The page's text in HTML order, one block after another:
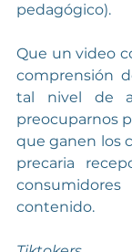
pedagógico).
Que un video
comprensión
tal nivel de
preocuparnos
que ganen los
precaria
contenido.